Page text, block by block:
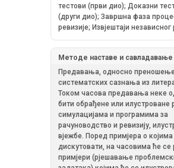
тестови (први дио); Доказни
(други дио); Завршна фаза
ревизије; Извјештаји независног
Методе наставе и савладавање
Предавања, односно
систематских сазнања из
Током часова предавања неке
бити обрађене или илустроване
симулацијама и програмима за
рачуноводство и ревизију,
вјежбе. Поред примјера о
дискутовати, на часовима ће се
примјери (рјешавање